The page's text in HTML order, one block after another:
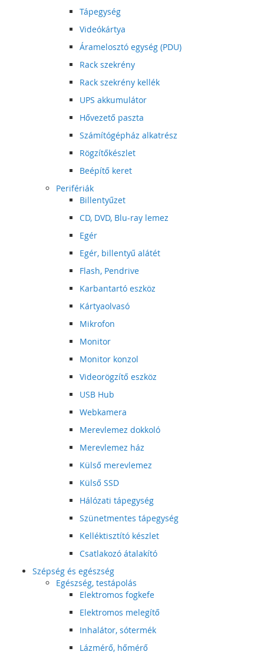
Tápegység
Videókártya
Áramelosztó egység (PDU)
Rack szekrény
Rack szekrény kellék
UPS akkumulátor
Hővezető paszta
Számítógépház alkatrész
Rögzítőkészlet
Beépítő keret
Perifériák
Billentyűzet
CD, DVD, Blu-ray lemez
Egér
Egér, billentyű alátét
Flash, Pendrive
Karbantartó eszköz
Kártyaolvasó
Mikrofon
Monitor
Monitor konzol
Videorögzítő eszköz
USB Hub
Webkamera
Merevlemez dokkoló
Merevlemez ház
Külső merevlemez
Külső SSD
Hálózati tápegység
Szünetmentes tápegység
Kelléktisztító készlet
Csatlakozó átalakító
Szépség és egészség
Egészség, testápolás
Elektromos fogkefe
Elektromos melegítő
Inhalátor, sótermék
Lázmérő, hőmérő